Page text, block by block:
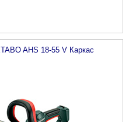
AHS 18-55 V Каркас